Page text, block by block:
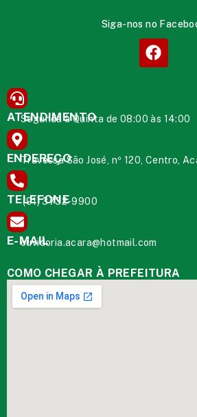
Siga-nos no
ATENDIMENTO
Segunda à Quinta de 08:00 às 14:00
ENDEREÇO
Travessa São José, nº 120, Centro,
TELEFONE
(91) 3732-9900
E-MAIL
ouvidoria.acara@hotmail.com
COMO CHEGAR À PREFEITURA